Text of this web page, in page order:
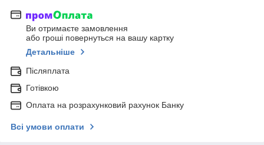
Ви отримаєте замовлення
або гроші повернуться на вашу картку
Детальніше
Післяплата
Готівкою
Оплата на розрахунковий рахунок Банку
Всі умови оплати